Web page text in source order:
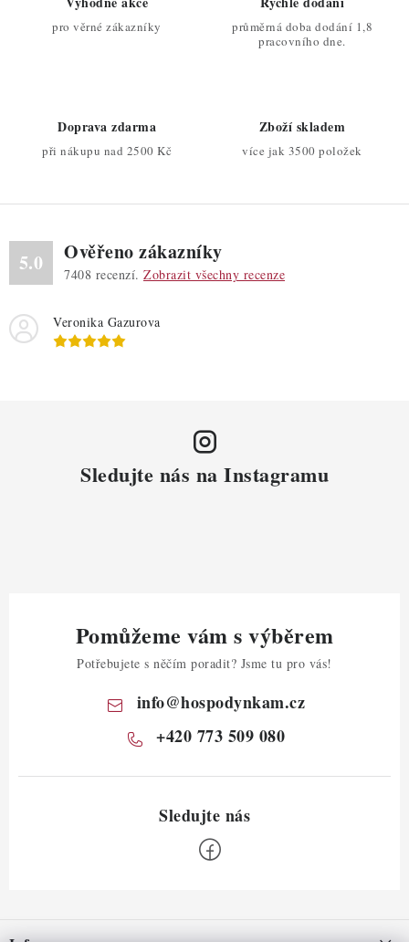
v
ý
i
s
u
pro věrné zákazníky
průměrná doba dodání 1,8
pracovního dne.
Doprava zdarma
při nákupu nad 2500 Kč
Zboží skladem
více jak 3500 položek
5.0 Ověřeno zákazníky
7408 recenzí. Zobrazit všechny recenze
Veronika Gazurova
Sledujte nás na Instagramu
Pomůžeme vám s výběrem
Potřebujete s něčím poradit? Jsme tu pro vás!
info@hospodynkam.cz
+420 773 509 080